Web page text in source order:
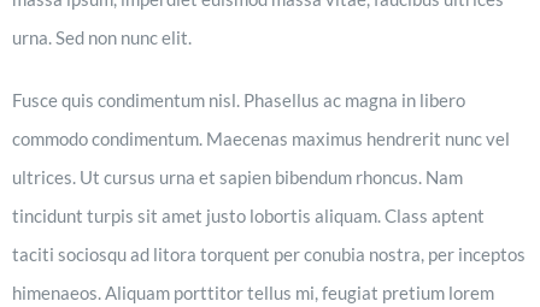
urna. Sed non nunc elit.
Fusce quis condimentum nisl. Phasellus ac magna in libero
commodo condimentum. Maecenas maximus hendrerit nunc vel
ultrices. Ut cursus urna et sapien bibendum rhoncus. Nam
tincidunt turpis sit amet justo lobortis aliquam. Class aptent
taciti sociosqu ad litora torquent per conubia nostra, per inceptos
himenaeos. Aliquam porttitor tellus mi, feugiat pretium lorem